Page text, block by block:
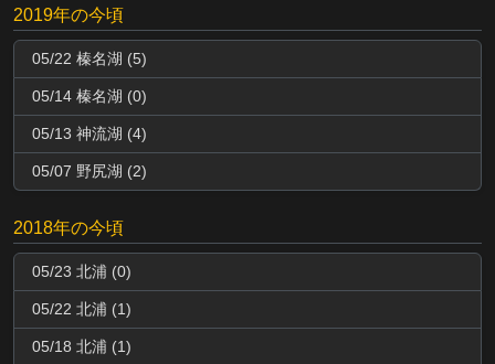
2019年の今頃
05/22 榛名湖 (5)
05/14 榛名湖 (0)
05/13 神流湖 (4)
05/07 野尻湖 (2)
2018年の今頃
05/23 北浦 (0)
05/22 北浦 (1)
05/18 北浦 (1)